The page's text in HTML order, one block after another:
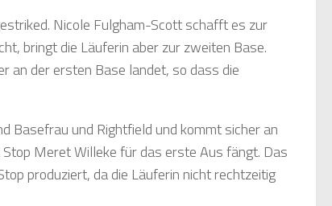
Nicole Fulgham-Scott schafft es zur
bringt die Läuferin aber zur zweiten Base.
an der ersten Base landet, so dass die
Basefrau und Rightfield und kommt sicher an
Meret Willeke für das erste Aus fängt. Das
produziert, da die Läuferin nicht rechtzeitig